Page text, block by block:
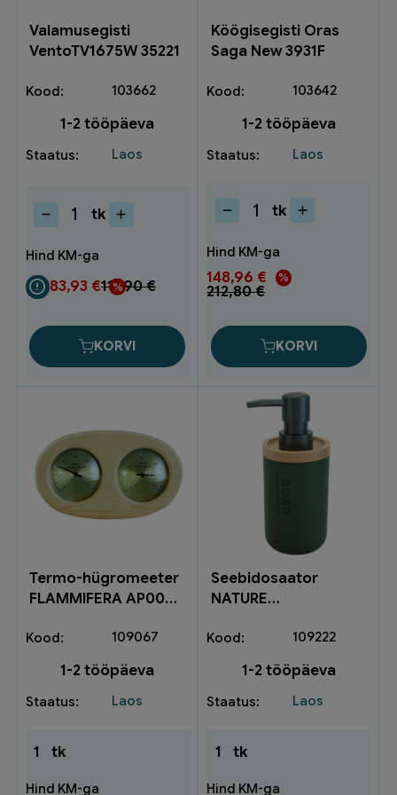
Valamusegisti
VentoTV1675W 35221
103662
1-2 tööpäeva
Laos
Valamusegisti
35221
kogus
tk
111,90€
83,93 €
KORVI
Köögisegisti Oras
Saga New 3931F
103642
1-2 tööpäeva
Laos
Köögisegisti
Saga
New
3931F
kogus
tk
212,80€
Algne
hind
212,80 €.
148,96 €
Current
price
148,96 €.
KORVI
Termo-hügromeeter
FLAMMIFERA AP007
109067
1-2 tööpäeva
Laos
1 tk
Seebidosaator
NATURE
109222
1-2 tööpäeva
Laos
1 tk